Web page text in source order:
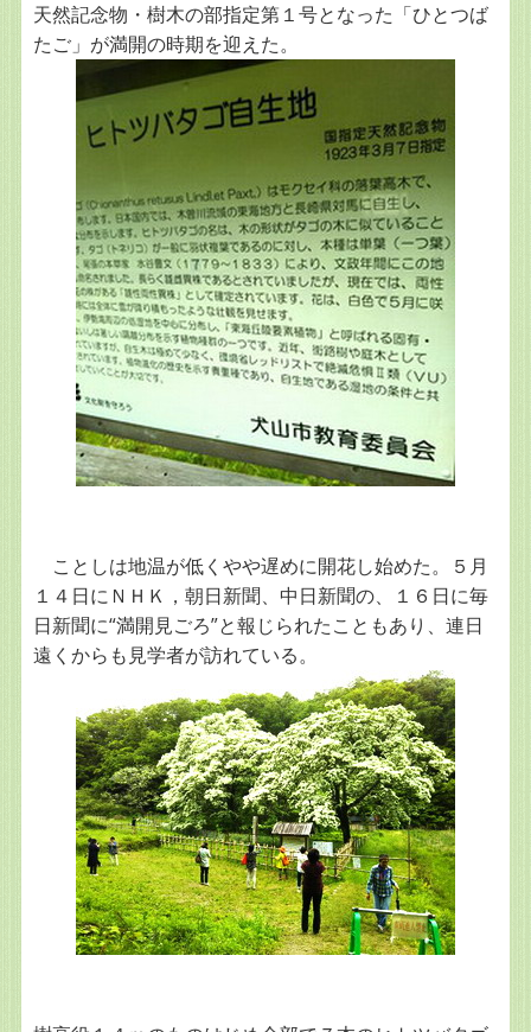
天然記念物・樹木の部指定第１号となった「ひとつば
たご」が満開の時期を迎えた。
ことしは地温が低くやや遅めに開花し始めた。５月
１４日にＮＨＫ，朝日新聞、中日新聞の、１６日に毎
日新聞に“満開見ごろ”と報じられたこともあり、連日
遠くからも見学者が訪れている。